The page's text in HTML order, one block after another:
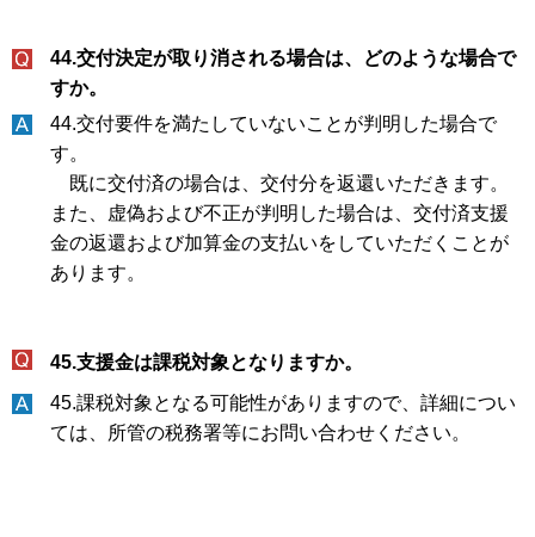
44.交付決定が取り消される場合は、どのような場合で
すか。
44.交付要件を満たしていないことが判明した場合で
す。
既に交付済の場合は、交付分を返還いただきます。
また、虚偽および不正が判明した場合は、交付済支援
金の返還および加算金の支払いをしていただくことが
あります。
45.支援金は課税対象となりますか。
45.課税対象となる可能性がありますので、詳細につい
ては、所管の税務署等にお問い合わせください。